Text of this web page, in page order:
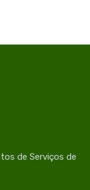
de Serviços de